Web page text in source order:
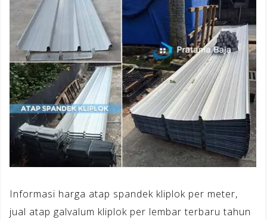
Informasi harga atap spandek kliplok per meter,
jual atap galvalum kliplok per lembar terbaru tahun